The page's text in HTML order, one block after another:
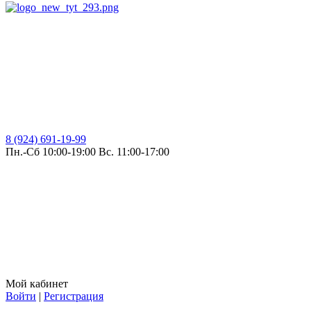
8 (924) 691-19-99
Пн.-Сб 10:00-19:00 Вс. 11:00-17:00
Мой кабинет
Войти | Регистрация